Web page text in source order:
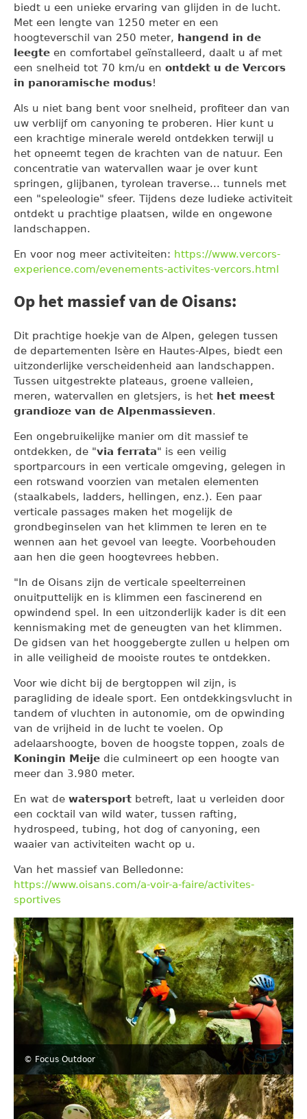
biedt u een unieke ervaring van glijden in de lucht.
Met een lengte van 1250 meter en een
hoogteverschil van 250 meter, hangend in de
leegte en comfortabel geïnstalleerd, daalt u af met
een snelheid tot 70 km/u en ontdekt u de Vercors
in panoramische modus!
Als u niet bang bent voor snelheid, profiteer dan van
uw verblijf om canyoning te proberen. Hier kunt u
een krachtige minerale wereld ontdekken terwijl u
het opneemt tegen de krachten van de natuur. Een
concentratie van watervallen waar je over kunt
springen, glijbanen, tyrolean traverse... tunnels met
een "speleologie" sfeer. Tijdens deze ludieke activiteit
ontdekt u prachtige plaatsen, wilde en ongewone
landschappen.
En voor nog meer activiteiten: https://www.vercors-
experience.com/evenements-activites-vercors.html
Op het massief van de Oisans:
Dit prachtige hoekje van de Alpen, gelegen tussen
de departementen Isère en Hautes-Alpes, biedt een
uitzonderlijke verscheidenheid aan landschappen.
Tussen uitgestrekte plateaus, groene valleien,
meren, watervallen en gletsjers, is het het meest
grandioze van de Alpenmassieven.
Een ongebruikelijke manier om dit massief te
ontdekken, de "via ferrata" is een veilig
sportparcours in een verticale omgeving, gelegen in
een rotswand voorzien van metalen elementen
(staalkabels, ladders, hellingen, enz.). Een paar
verticale passages maken het mogelijk de
grondbeginselen van het klimmen te leren en te
wennen aan het gevoel van leegte. Voorbehouden
aan hen die geen hoogtevrees hebben.
"In de Oisans zijn de verticale speelterreinen
onuitputtelijk en is klimmen een fascinerend en
opwindend spel. In een uitzonderlijk kader is dit een
kennismaking met de geneugten van het klimmen.
De gidsen van het hooggebergte zullen u helpen om
in alle veiligheid de mooiste routes te ontdekken.
Voor wie dicht bij de bergtoppen wil zijn, is
paragliding de ideale sport. Een ontdekkingsvlucht in
tandem of vluchten in autonomie, om de opwinding
van de vrijheid in de lucht te voelen. Op
adelaarshoogte, boven de hoogste toppen, zoals de
Koningin Meije die culmineert op een hoogte van
meer dan 3.980 meter.
En wat de watersport betreft, laat u verleiden door
een cocktail van wild water, tussen rafting,
hydrospeed, tubing, hot dog of canyoning, een
waaier van activiteiten wacht op u.
Van het massief van Belledonne:
https://www.oisans.com/a-voir-a-faire/activites-
sportives
© Focus Outdoor